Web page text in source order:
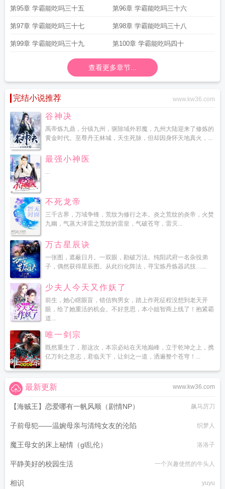
第95章 学霸能吃吗三十五 第96章 学霸能吃吗三十六
第97章 学霸能吃吗三十七 第98章 学霸能吃吗三十八
第99章 学霸能吃吗三十九 第100章 学霸能吃吗四十
查看更多章节...
完结小说推荐 www.kw36.com
谷神决
禹帝炼九鼎，分镇九州，驱除域外邪魔，九州大陆迎来了修炼的
黄金时代。至尊丹王林城，天生死脉，但却因身怀天地真火，...
最强小神医
...
不死龙帝
三千古界，万域争锋，荒纹为修行之本。炎之荒纹的炎帝，火焚
九幽，气蒸大泽雷之荒纹的雷皇，气破苍穹，雷灭...
万古星辰诀
一张图，遮蔽日月。一双眼，勘破万法。纯阳武府一名杂役弟
子，偶然获得星辰图。从此衍化阵法，寻宝炼丹炼器武技…...
少夫人今天又作妖了
前生，她心瞎眼盲，错信狗男女，踏上作死征程没想到老天开
眼，给了她重活的机会。不好意思，本小姐智商上线了！抱紧霸
道...
唯一剑宗
既然重生了，那这次，本宗必站在天地巅峰，立于乾坤之上，携
亿万剑之意志，君临天下，让剑之一道，洒遍整个苍穹！...
www.kw36.com
最新更新
【海贼王】恋爱哪有一帆风顺（剧情NP） 飙马厉刀
子前母犯——温婉母亲与清纯女友的沦陷 织梦人
魔王母女的床上秘情（gl乱伦） 洛洛子
平静美好的校园生活 一个兴趣使然的牛头人
相识 yuyu